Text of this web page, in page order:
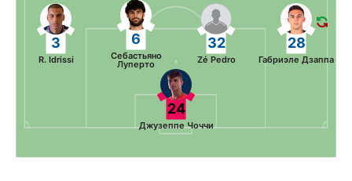
24
Джузеппе Чоччи
3
R. Idrissi
6
Себастьяно
Луперто
32
Zé Pedro
28
Габриэле Дзаппа